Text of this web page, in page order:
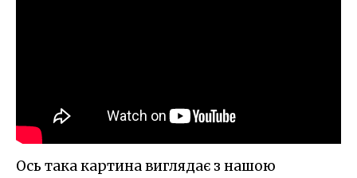
Ось така картина виглядає з нашою